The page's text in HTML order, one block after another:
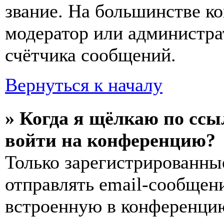
звание. На большинстве
модератор или
счётчика сообщений.
Вернуться к началу
» Когда я щёлкаю по
войти на конференцию?
Только
отправлять email-
встроенную в